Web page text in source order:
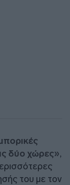
δύο χώρες»,
του με τον